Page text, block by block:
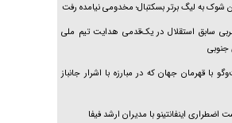
شوک به لیگ برتر بسکتبال؛ مخدومی نیامده رفت
سابق استقلال در یک‌قدمی هدایت تیم ملی
جنوبی
با قهرمان جهان که در مبارزه با اشرار جانباز
اضطراری اینفانتینو با مدیران ارشد فیفا